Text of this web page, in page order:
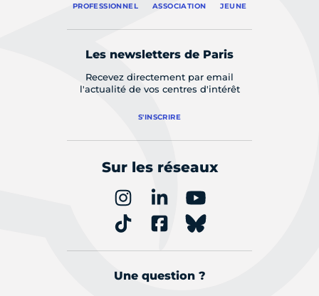
PROFESSIONNEL ASSOCIATION JEUNE
Les newsletters de Paris
Recevez directement par email
l'actualité de vos centres d'intérêt
S'INSCRIRE
Sur les réseaux
Une question ?